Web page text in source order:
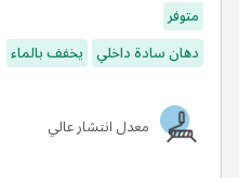
متوفر
دهان سادة داخلي يخفف بالماء
معدل انتشار عالي